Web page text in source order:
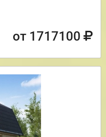
от 1717100